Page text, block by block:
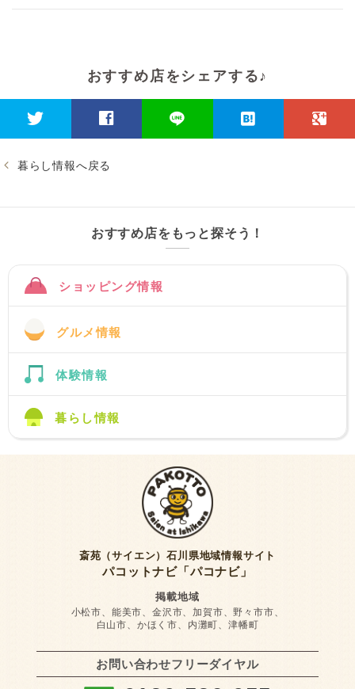
おすすめ店をシェアする♪
暮らし情報へ戻る
おすすめ店をもっと探そう！
ショッピング情報
グルメ情報
体験情報
暮らし情報
斎苑（サイエン）石川県地域情報サイト
パコットナビ「パコナビ」
掲載地域
小松市、能美市、金沢市、加賀市、野々市市、
白山市、かほく市、内灘町、津幡町
お問い合わせフリーダイヤル